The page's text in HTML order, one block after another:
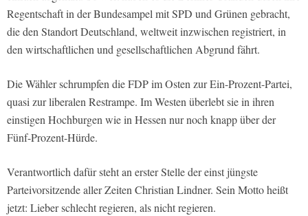
Regentschaft in der Bundesampel mit SPD und Grünen gebracht,
die den Standort Deutschland, weltweit inzwischen registriert, in
den wirtschaftlichen und gesellschaftlichen Abgrund fährt.
Die Wähler schrumpfen die FDP im Osten zur Ein-Prozent-Partei,
quasi zur liberalen Restrampe. Im Westen überlebt sie in ihren
einstigen Hochburgen wie in Hessen nur noch knapp über der
Fünf-Prozent-Hürde.
Verantwortlich dafür steht an erster Stelle der einst jüngste
Parteivorsitzende aller Zeiten Christian Lindner. Sein Motto heißt
jetzt: Lieber schlecht regieren, als nicht regieren.